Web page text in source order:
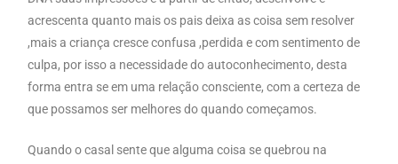
acrescenta quanto mais os pais deixa as coisa sem resolver
,mais a criança cresce confusa ,perdida e com sentimento de
culpa, por isso a necessidade do autoconhecimento, desta
forma entra se em uma relação consciente, com a certeza de
que possamos ser melhores do quando começamos.
Quando o casal sente que alguma coisa se quebrou na